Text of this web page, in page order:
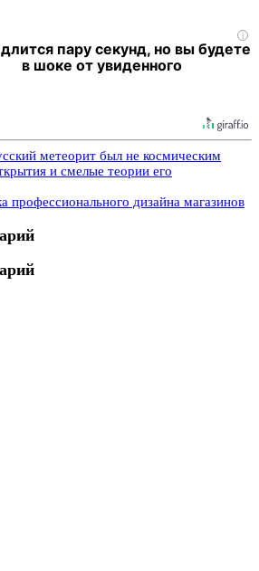
i
пару секунд, но вы будете
в шоке от увиденного
метеорит был не космическим
и смелые теории его
профессионального дизайна магазинов